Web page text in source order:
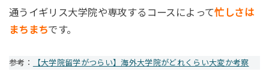
通うイギリス大学院や専攻するコースによって忙しさは
まちまちです。
参考： 【大学院留学がつらい】海外大学院がどれくらい大変か考察